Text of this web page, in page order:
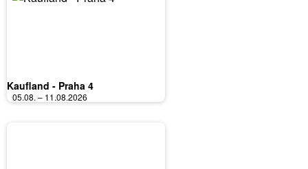
Kaufland - Praha 4
05.08. – 11.08.2026